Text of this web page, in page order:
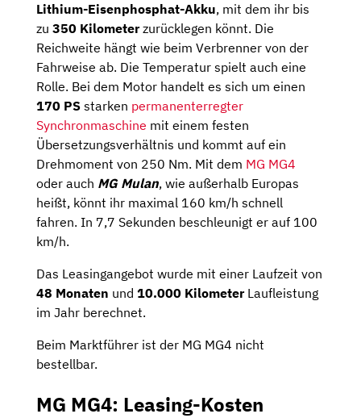
Lithium-Eisenphosphat-Akku, mit dem ihr bis
zu 350 Kilometerzurücklegen könnt. Die
Reichweite hängt wie beim Verbrenner von der
Fahrweise ab. Die Temperatur spielt auch eine
Rolle. Bei dem Motor handelt es sich um einen
170 PS starken permanenterregter
Synchronmaschine mit einem festen
Übersetzungsverhältnis und kommt auf ein
Drehmoment von 250 Nm. Mit dem MG MG4
oder auch MG Mulan, wie außerhalb Europas
heißt, könnt ihr maximal 160 km/h schnell
fahren. In 7,7 Sekunden beschleunigt er auf 100
km/h.
Das Leasingangebot wurde mit einer Laufzeit von
48 Monaten und 10.000 KilometerLaufleistung
im Jahr berechnet.
Beim Marktführer ist der MG MG4 nicht
bestellbar.
MG MG4: Leasing-Kosten